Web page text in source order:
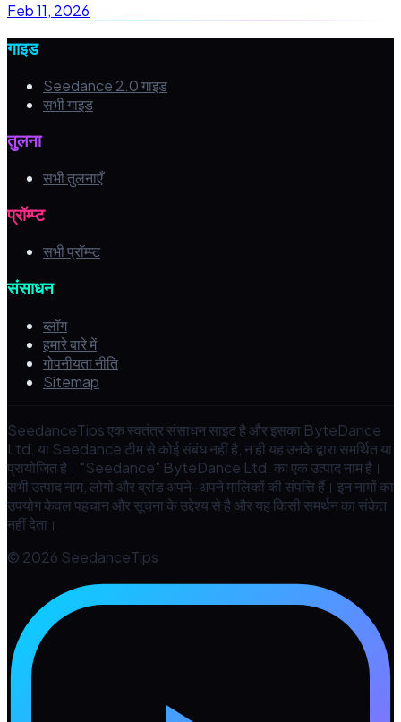
Feb 11, 2026
गाइड
Seedance 2.0 गाइड
सभी गाइड
तुलना
सभी तुलनाएँ
प्रॉम्प्ट
सभी प्रॉम्प्ट
संसाधन
ब्लॉग
हमारे बारे में
गोपनीयता नीति
Sitemap
SeedanceTips एक स्वतंत्र संसाधन साइट है और इसका ByteDance
Ltd. या Seedance टीम से कोई संबंध नहीं है, न ही यह उनके द्वारा समर्थित या
प्रायोजित है। "Seedance" ByteDance Ltd. का एक उत्पाद नाम है।
सभी उत्पाद नाम, लोगो और ब्रांड अपने-अपने मालिकों की संपत्ति हैं। इन नामों का
उपयोग केवल पहचान और सूचना के उद्देश्य से है और यह किसी समर्थन का संकेत
नहीं देता।
© 2026 SeedanceTips